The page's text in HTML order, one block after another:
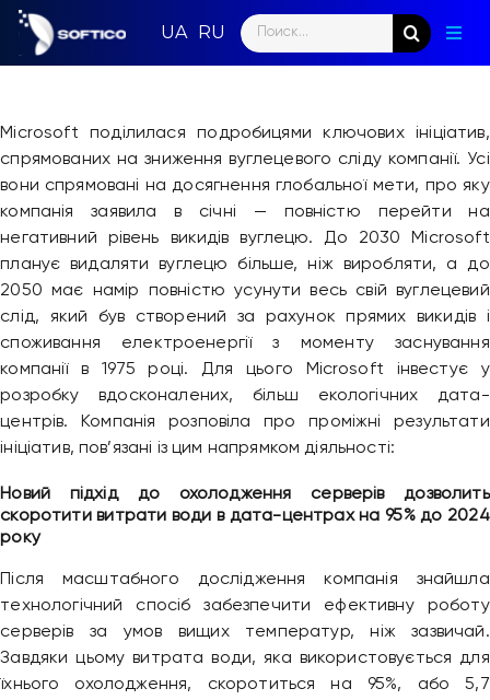
Skip
content
Search
for:
Microsoft поділилася подробицями ключових ініціатив,
спрямованих на зниження вуглецевого сліду компанії. Усі
вони спрямовані на досягнення глобальної мети, про яку
компанія заявила в січні — повністю перейти на
негативний рівень викидів вуглецю. До 2030 Microsoft
планує видаляти вуглецю більше, ніж виробляти, а до
2050 має намір повністю усунути весь свій вуглецевий
слід, який був створений за рахунок прямих викидів і
споживання електроенергії з моменту заснування
компанії в 1975 році. Для цього Microsoft інвестує у
розробку вдосконалених, більш екологічних дата-
центрів. Компанія розповіла про проміжні результати
ініціатив, пов’язані із цим напрямком діяльності:
Новий підхід до охолодження серверів дозволить
скоротити витрати води в дата-центрах на 95% до 2024
року
Після масштабного дослідження компанія знайшла
технологічний спосіб забезпечити ефективну роботу
серверів за умов вищих температур, ніж зазвичай.
Завдяки цьому витрата води, яка використовується для
їхнього охолодження, скоротиться на 95%, або 5,7